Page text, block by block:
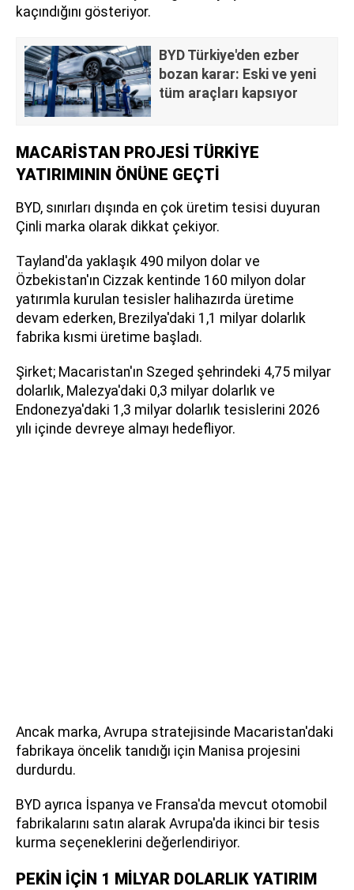
kaçındığını gösteriyor.
BYD Türkiye'den ezber
bozan karar: Eski ve yeni
tüm araçları kapsıyor
MACARİSTAN PROJESİ TÜRKİYE
YATIRIMININ ÖNÜNE GEÇTİ
BYD, sınırları dışında en çok üretim tesisi duyuran
Çinli marka olarak dikkat çekiyor.
Tayland'da yaklaşık 490 milyon dolar ve
Özbekistan'ın Cizzak kentinde 160 milyon dolar
yatırımla kurulan tesisler halihazırda üretime
devam ederken, Brezilya'daki 1,1 milyar dolarlık
fabrika kısmi üretime başladı.
Şirket; Macaristan'ın Szeged şehrindeki 4,75 milyar
dolarlık, Malezya'daki 0,3 milyar dolarlık ve
Endonezya'daki 1,3 milyar dolarlık tesislerini 2026
yılı içinde devreye almayı hedefliyor.
Ancak marka, Avrupa stratejisinde Macaristan'daki
fabrikaya öncelik tanıdığı için Manisa projesini
durdurdu.
BYD ayrıca İspanya ve Fransa'da mevcut otomobil
fabrikalarını satın alarak Avrupa'da ikinci bir tesis
kurma seçeneklerini değerlendiriyor.
PEKİN İÇİN 1 MİLYAR DOLARLIK YATIRIM